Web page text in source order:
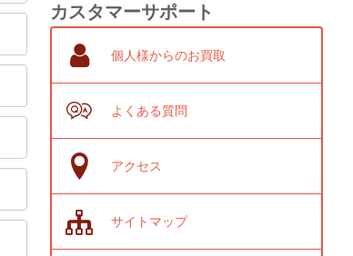
カスタマーサポート
個人様からのお買取
よくある質問
アクセス
サイトマップ